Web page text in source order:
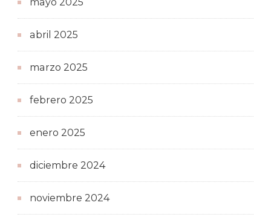
abril 2025
marzo 2025
febrero 2025
enero 2025
diciembre 2024
noviembre 2024